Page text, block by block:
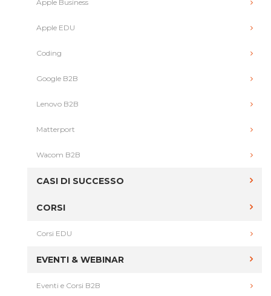
Apple Business
Apple EDU
Coding
Google B2B
Lenovo B2B
Matterport
Wacom B2B
CASI DI SUCCESSO
CORSI
Corsi EDU
EVENTI & WEBINAR
Eventi e Corsi B2B